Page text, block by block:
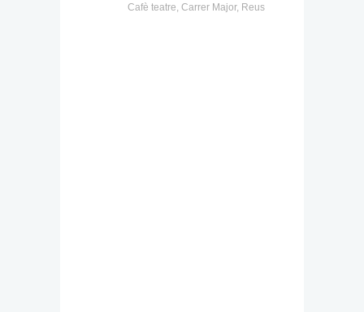
Cafè teatre, Carrer Major, Reus